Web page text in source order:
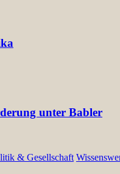
unter Babler
& Gesellschaft